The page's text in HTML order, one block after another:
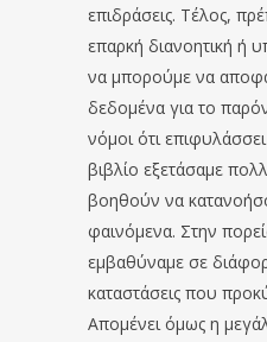
επιδράσεις. Τέλος,
επαρκή διανοητική ή
να μπορούμε να
δεδομένα για το
νόμοι ότι
βιβλίο εξετάσαμε
βοηθούν να
φαινόμενα. Στην
εμβαθύναμε σε
καταστάσεις που
Απομένει όμως η